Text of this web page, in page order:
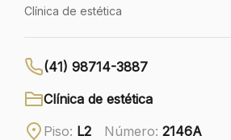
Clínica de estética
(41) 98714-3887
Clínica de estética
Piso: L2 Número: 2146A